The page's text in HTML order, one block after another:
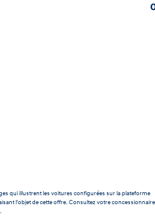
qui illustrent les voitures configurées sur la plateforme
l'objet de cette offre. Consultez votre concessionnaire